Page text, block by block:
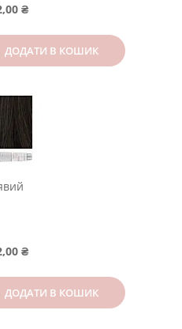
₴
ДОДАТИ В КОШИК
₴
ДОДАТИ В КОШИК